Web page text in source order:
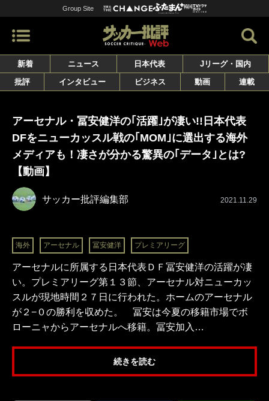
Group Site
新着 ニュース 日本代表
Jリーグ・国内
批評
インタビュー ビジネス 動画 連載
アーセナル・冨安健洋の｢活躍｣が凄い!!日本代表
DFをニューカッスル戦の｢MOM｣に選出する海外
メディアも！凄さが分かる驚異の｢データ｣とは?
【動画】
サッカー批評編集部 2021.11.29
海外 アーセナル 冨安健洋 プレミアリーグ
アーセナルに所属する日本代表ＤＦ冨安健洋の活躍が凄
い。プレミアリーグ第１３節、アーセナル対ニューカッ
スルが現地時間２７日に行われた。ホームのアーセナル
が２−０の勝利を収めた。 冨安は今夏の移籍市場でボ
ローニャからアーセナルへ移籍。冨安加入…
続きを読む